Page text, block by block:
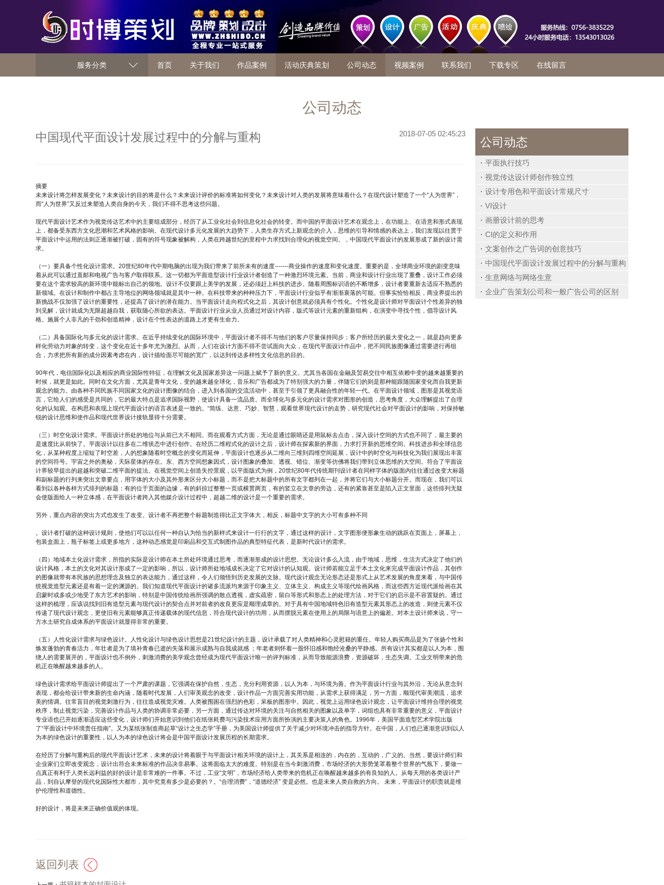
服务分类 首页 关于我们 作品案例 活动庆典策划 公司动态 视频案例 联系我们 下载专区 在线留言
公司动态
公司动态
平面执行技巧
视觉传达设计师创作独立性
设计专用色和平面设计常规尺寸
VI设计
画册设计前的思考
CI的定义和作用
文案创作之广告词的创意技巧
中国现代平面设计发展过程中的分解与重构
生意网络与网络生意
企业广告策划公司和一般广告公司的区别
中国现代平面设计发展过程中的分解与重构 2018-07-05 02:45:23
摘要
未来设计将怎样发展变化？未来设计的目的将是什么？未来设计评价的标准将如何变化？未来设计对人类的发展将意味着什么？在现代设计塑造了一个“人为世界”，
而“人为世界”又反过来塑造人类自身的今天，我们不得不思考这些问题。
现代平面设计艺术作为视觉传达艺术中的主要组成部分，经历了从工业化社会到信息化社会的转变。而中国的平面设计艺术在观念上，在功能上、在语意和形式表现
上，都备受东西方文化思潮和艺术风格的影响。在现代设计多元化发展的大趋势下，人类生存方式上新观念的介入，思维的引导和情感的表达上，我们发现以往贯于
平面设计中运用的法则正逐渐被打破，固有的符号现象被解构，人类在跨越世纪的里程中力求找到合理化的视觉空间。，中国现代平面设计的发展形成了新的设计需
求。
（一）要具备个性化设计需求。20世纪80年代中期电脑的出现为我们带来了前所未有的速度-------商业操作的速度和变化速度。重要的是，全球商业环境的剧变意味
着从此可以通过直邮和电视广告与客户取得联系。这一切都为平面造型设计行业设计者创造了一种激烈环境元素。当前，商业和设计行业出现了重叠，设计工作必须
要在这个需求较高的新环境中能标出自己的领地。设计不仅要跟上美学的发展，还必须赶上科技的进步。随着周围标识语的不断增多，设计者要重新去适应不熟悉的
新领域。在设计和制作中都占主导地位的网络领域就是其中一种。在科技带来的种种压力下，平面设计行业似乎有渐渐衰落的可能。但事实恰恰相反，商业界提出的
新挑战不仅加强了设计的重要性，还提高了设计的潜在能力。当平面设计走向程式化之后，其设计创意就必须具有个性化。个性化是设计师对平面设计个性差异的独
到见解，设计就成为无限超越自我，获取随心所欲的表达。平面设计行业从业人员通过对设计内容，版式等设计元素的重新组构，在演变中寻找个性，倡导设计风
格。施展个人非凡的干劲和创造精神，设计在个性表达的道路上才更有生命力。
（二）具备国际化与多元化的设计需求。在近乎持续变化的国际环境中，平面设计者不得不与他们的客户尽量保持同步；客户所经历的最大变化之一，就是趋向更多
样化劳动力对象的转变，这个变化在近十多年尤为激烈。从而，人们在设计方面不得不尝试面向大众，在现代平面设计作品中，把不同民族图像通过需要进行再组
合，力求把所有新的成分因素考虑在内，设计描绘面尽可能的宽广，以达到传达多样性文化信息的目的。
90年代，电信国际化以及相应的商业国际性特征，在理解文化及国家差异这一问题上赋予了新的意义。尤其当各国在金融及贸易交往中相互依赖中变的越来越重要的
时候，就更是如此。同时在文化方面，尤其是青年文化，变的越来越全球化，音乐和广告都成为了特别强大的力量，伴随它们的则是那种能跟随国家变化而自我更新
观念的能力。由各种不同民族不同国家文化的设计图像的结合，进入到各国的交流活动中，甚至于引领了更具融合性的年轻一代。在平面设计领域，图形是其视觉语
言，它给人们的感受是共同的，它的最大特点是追求国际视野，使设计具备一流品质。而全球化与多元化的设计需求对图形的创造，思考角度，大众理解提出了合理
化的认知观。在构思和表现上现代平面设计的语言表述是一致的。“简练、达意、巧妙、智慧，观看世界现代设计的走势，研究现代社会对平面设计的影响，对保持敏
锐的设计思维和使作品和现代世界设计接轨显得十分需要。
（三）时空化设计需求。平面设计所处的地位与从前已大不相同。而在观看方式方面，无论是通过眼睛还是用鼠标去点击，深入设计空间的方式也不同了，最主要的
是速度比从前快了。平面设计以往多在二维状态中进行创作。在经历二维程式化的设计之后，设计师在探索新的界面，力求打开新的思维空间。科技进步和全球信息
化，从某种程度上缩短了时空差，人的想象随着时空概念的变化而延伸，平面设计也逐步从二维向三维到四维空间延展，设计中的时空化与科技化为我们展现出丰富
的空间符号。宇宙之外的奥秘，天际星体的存在。东、西方空间想象因式，设计图象的叠加、透视、错位、渐变等仿佛将我们带到立体思维的大空间。符合了平面设
计界较早提出的超越和突破二维平面的提法。在视觉空间上创造失控景观，以平面版式为例，20世纪80年代传统期刊设计者在同样字体的版面内往往通过改变大标题
和副标题的行列来突出文章要点，用字体的大小及其外形来区分大小标题，而不是把大标题中的所有文字都列在一起，并将它们与大小标题分开。而现在，我们可以
看到以各种各样方式排列的标题：有的位于页面的边缘，有的斜掠过整整一页或横贯两页，有的竖立在文章的旁边，还有的紧靠甚至是陷入正文里面，这些排列无疑
会使版面给人一种立体感，在平面设计者跨入其他媒介设计过程中，超越二维的设计是一个重要的需求。
另外，重点内容的突出方式也发生了改变。设计者不再把整个标题制造得比正文字体大，相反，标题中文字的大小可有多种不同
。设计者打破的这种设计规则，使他们可以以任何一种自认为恰当的新样式来设计一行行的文字，通过这样的设计，文字图形便形象生动的跳跃在页面上，屏幕上，
包装盒面上，瓶子标签上或更多地方，这种动态感觉是印刷品和交互式制图作品的典型特征代表，是新时代设计的需求。
（四）地域本土化设计需求，所指的实际是设计师在本土所处环境通过思考，而逐渐形成的设计思想。无论设计多么入流，由于地域，思维，生活方式决定了他们的
设计风格，本土的文化对其设计形成了一定的影响，所以，设计师所处地域成长决定了它对设计的认知观。设计师若能立足于本土文化来完成平面设计作品，其创作
的图像就带有本民族的思想理念及独立的表达能力，通过这样，令人们领悟到历史发展的文脉。现代设计观念无论形态还是形式上从艺术发展的角度来看，与中国传
统视觉造型元素还是有着一定的渊源的。我们知道现代平面设计的诸多流派均来源于印象主义、立体主义、构成主义等现代绘画风格，而这些西方近现代派绘画在其
启蒙时或多或少地受了东方艺术的影响，特别是中国传统绘画所强调的散点透视，虚实疏密，留白等形式和形态上的处理方法，对于它们的启示是不容置疑的。通过
这样的梳理，应该说找到旧有造型元素与现代设计的契合点并对前者的改良更应是顺理成章的。对于具有中国地域特色旧有造型元素其形态上的改造，则使元素不仅
传递了现代设计观念，更使旧有元素能够真正传递载体的现代信息，符合现代设计的功用，从而摆脱元素在使用上的局限与语意上的偏差。对本土设计师来说，守一
方水土研究自成体系的平面设计就显得非常的重要。
（五）人性化设计需求与绿色设计。人性化设计与绿色设计思想是21世纪设计的主题，设计承载了对人类精神和心灵慰籍的重任。年轻人购买商品是为了张扬个性和
焕发蓬勃的青春活力，年壮者是为了填补青春已逝的失落和展示成熟与自我成就感 ；年老者则怀着一股怀旧感和饱经沧桑的平静感。所有设计其实都是以人为本，围
绕人的需要展开的，平面设计也不例外，刺激消费的美学观念曾经成为现代平面设计唯一的评判标准，从而导致能源浪费，资源破坏，生态失调。工业文明带来的危
机正在唤醒越来越多的人。
绿色设计需求给平面设计师提出了一个严肃的课题，它强调在保护自然，生态，充分利用资源，以人为本，与环境为善。作为平面设计行业与其外沿，无论从意念到
表现，都会给设计带来新的生命内涵，随着时代发展，人们审美观念的改变，设计作品一方面完善实用功能，从需求上获得满足，另一方面，顺现代审美潮流，追求
美的情调。往常盲目的视觉刺激行为，往往造成视觉灾难。人类被围困在强烈的色彩，呆板的图形中。因此，视觉上运用绿色设计观念，让平面设计维持合理的视觉
秩序，制止视觉污染，完善设计作品与人类的协调非常必要，另一方面，通过传达对环境的关注与自然相关的图象以及单字，词组也具有非常重要的意义，平面设计
专业语也已开始逐渐适应这些变化，设计师们开始意识到他们在纸张耗费与污染技术应用方面所扮演的主要决策人的角色。1996年，美国平面造型艺术学院出版
了“平面设计中环境责任指南”。又为某纸张制造商起草“设计之生态学”手册，为美国设计师提供了关于减少对环境冲击的指导方针。在中国，人们也已逐渐意识到以人
为本的绿色设计的重要性，以人为本的绿色设计将会是中国平面设计发展历程的长期需求。
在经历了分解与重构后的现代平面设计艺术，未来的设计将着眼于与平面设计相关环境的设计上，其关系是相连的，内在的，互动的，广义的。当然，要设计师们和
企业家们立即改变观念，设计出符合未来标准的作品决非易事。这将面临太大的难度。特别是在当今刺激消费，市场经济的大形势笼罩着整个世界的气氛下，要做一
点真正有利于人类长远利益的好的设计是非常难的一件事。不过，工业“文明”，市场经济给人类带来的危机正在唤醒越来越多的有良知的人。从每天用的各类设计产
品，到自认摩登的现代化国际性大都市，其中究竟有多少是必要的？。“合理消费”，“道德经济” 变是必然。也是未来人类自救的方向。 未来，平面设计的职责就是维
护伦理性和道德性。
好的设计，将是未来正确价值观的体现。
返回列表